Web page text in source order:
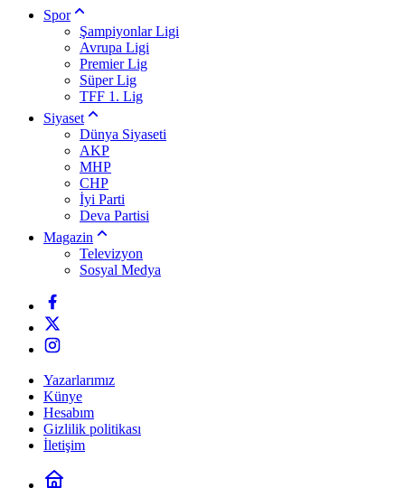
Spor
Şampiyonlar Ligi
Avrupa Ligi
Premier Lig
Süper Lig
TFF 1. Lig
Siyaset
Dünya Siyaseti
AKP
MHP
CHP
İyi Parti
Deva Partisi
Magazin
Televizyon
Sosyal Medya
Yazarlarımız
Künye
Hesabım
Gizlilik politikası
İletişim